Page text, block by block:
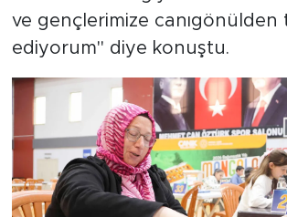
ve gençlerimize canıgönülden
ediyorum" diye konuştu.